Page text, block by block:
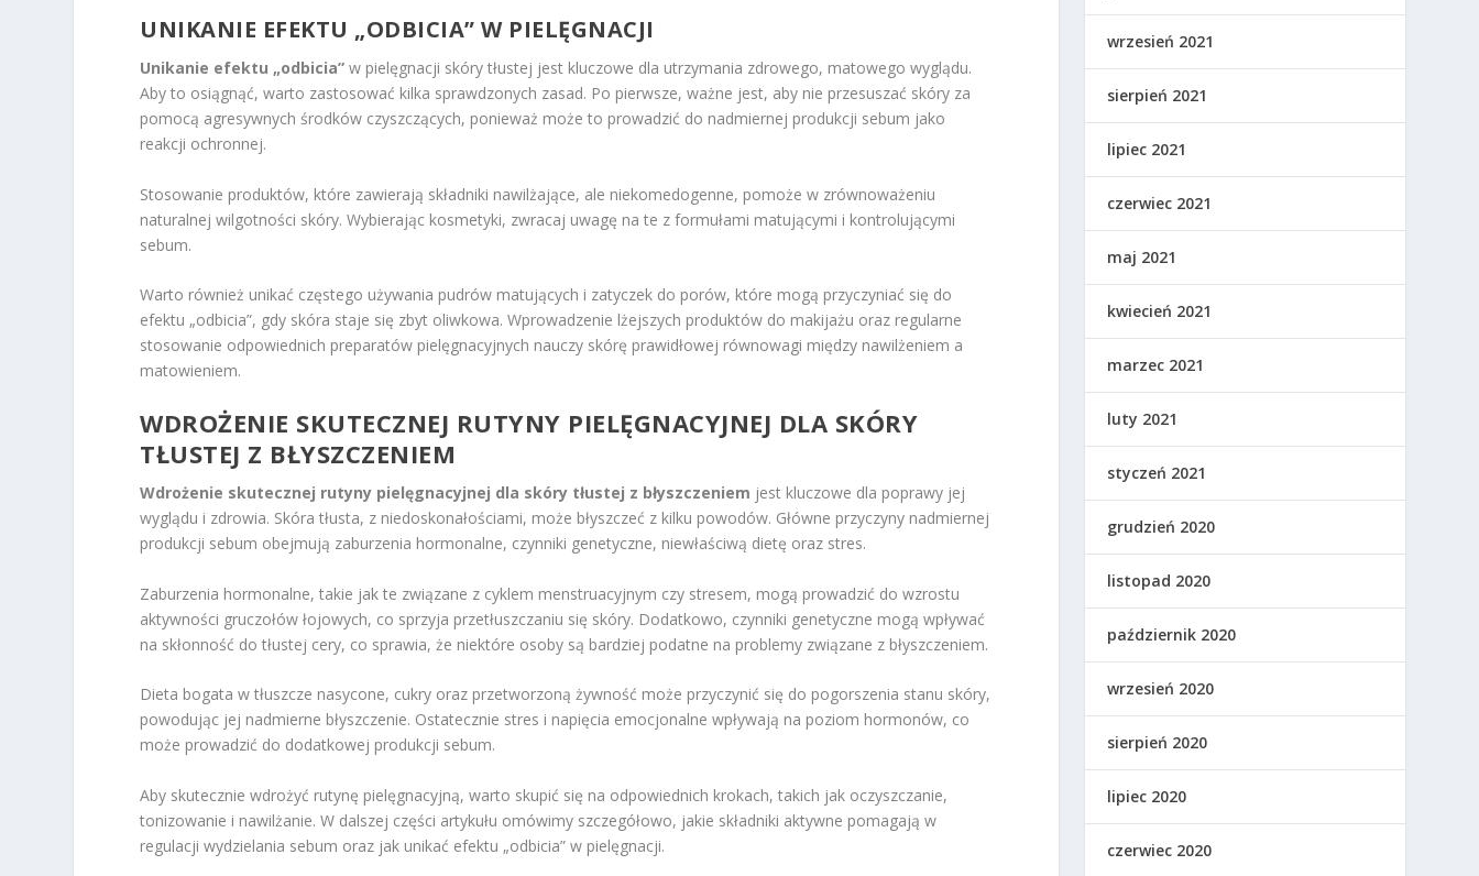
UNIKANIE EFEKTU „ODBICIA” W PIELĘGNACJI
Unikanie efektu „odbicia” w pielęgnacji skóry tłustej jest kluczowe dla utrzymania zdrowego, matowego wyglądu.
Aby to osiągnąć, warto zastosować kilka sprawdzonych zasad. Po pierwsze, ważne jest, aby nie przesuszać skóry za
pomocą agresywnych środków czyszczących, ponieważ może to prowadzić do nadmiernej produkcji sebum jako
reakcji ochronnej.
Stosowanie produktów, które zawierają składniki nawilżające, ale niekomedogenne, pomoże w zrównoważeniu
naturalnej wilgotności skóry. Wybierając kosmetyki, zwracaj uwagę na te z formułami matującymi i kontrolującymi
sebum.
Warto również unikać częstego używania pudrów matujących i zatyczek do porów, które mogą przyczyniać się do
efektu „odbicia”, gdy skóra staje się zbyt oliwkowa. Wprowadzenie lżejszych produktów do makijażu oraz regularne
stosowanie odpowiednich preparatów pielęgnacyjnych nauczy skórę prawidłowej równowagi między nawilżeniem a
matowieniem.
WDROŻENIE SKUTECZNEJ RUTYNY PIELĘGNACYJNEJ DLA SKÓRY
TŁUSTEJ Z BŁYSZCZENIEM
Wdrożenie skutecznej rutyny pielęgnacyjnej dla skóry tłustej z błyszczeniem jest kluczowe dla poprawy jej
wyglądu i zdrowia. Skóra tłusta, z niedoskonałościami, może błyszczeć z kilku powodów. Główne przyczyny nadmiernej
produkcji sebum obejmują zaburzenia hormonalne, czynniki genetyczne, niewłaściwą dietę oraz stres.
Zaburzenia hormonalne, takie jak te związane z cyklem menstruacyjnym czy stresem, mogą prowadzić do wzrostu
aktywności gruczołów łojowych, co sprzyja przetłuszczaniu się skóry. Dodatkowo, czynniki genetyczne mogą wpływać
na skłonność do tłustej cery, co sprawia, że niektóre osoby są bardziej podatne na problemy związane z błyszczeniem.
Dieta bogata w tłuszcze nasycone, cukry oraz przetworzoną żywność może przyczynić się do pogorszenia stanu skóry,
powodując jej nadmierne błyszczenie. Ostatecznie stres i napięcia emocjonalne wpływają na poziom hormonów, co
może prowadzić do dodatkowej produkcji sebum.
Aby skutecznie wdrożyć rutynę pielęgnacyjną, warto skupić się na odpowiednich krokach, takich jak oczyszczanie,
tonizowanie i nawilżanie. W dalszej części artykułu omówimy szczegółowo, jakie składniki aktywne pomagają w
regulacji wydzielania sebum oraz jak unikać efektu „odbicia” w pielęgnacji.
wrzesień 2021
sierpień 2021
lipiec 2021
czerwiec 2021
maj 2021
kwiecień 2021
marzec 2021
luty 2021
styczeń 2021
grudzień 2020
listopad 2020
październik 2020
wrzesień 2020
sierpień 2020
lipiec 2020
czerwiec 2020